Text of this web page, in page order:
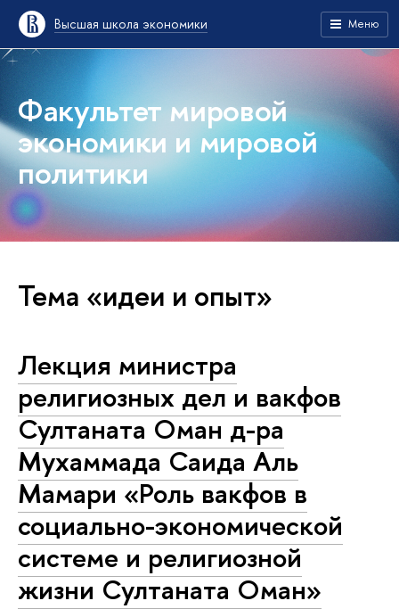
Высшая школа экономики Меню
Факультет мировой
экономики и мировой
политики
Тема «идеи и опыт»
Лекция министра
религиозных дел и вакфов
Султаната Оман д-ра
Мухаммада Саида Аль
Мамари «Роль вакфов в
социально-экономической
системе и религиозной
жизни Султаната Оман»